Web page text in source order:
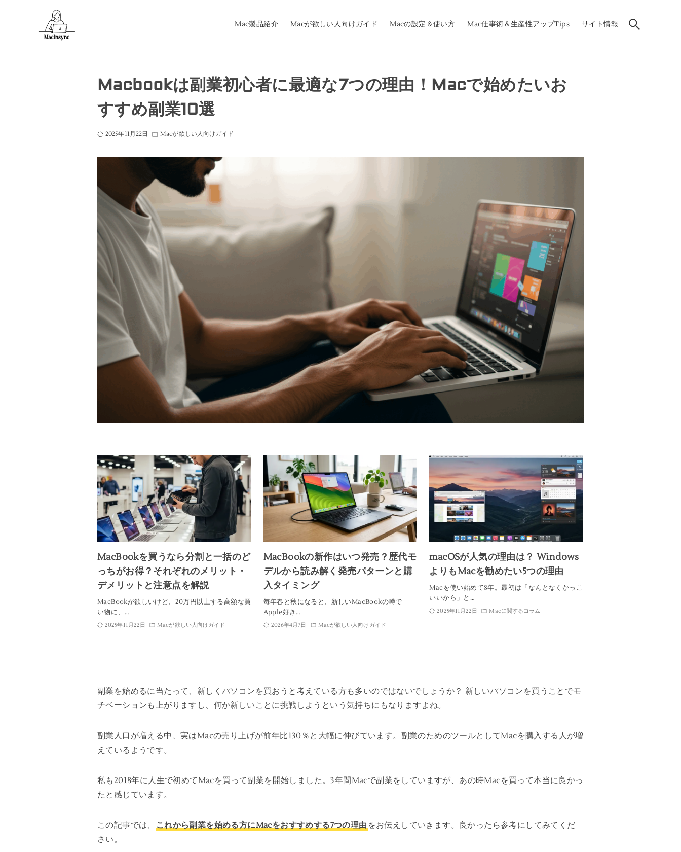
Mac製品紹介 Macが欲しい人向けガイド Macの設定＆使い方 Mac仕事術＆生産性アップTips サイト情報
Macbookは副業初心者に最適な7つの理由！Macで始めたいお
すすめ副業10選
2025年11月22日 Macが欲しい人向けガイド
MacBookを買うなら分割と一括のど
っちがお得？それぞれのメリット・
デメリットと注意点を解説
MacBookが欲しいけど、20万円以上する高額な買
い物に、…
2025年11月22日 Macが欲しい人向けガイド
MacBookの新作はいつ発売？歴代モ
デルから読み解く発売パターンと購
入タイミング
毎年春と秋になると、新しいMacBookの噂で
Apple好き…
2026年4月7日 Macが欲しい人向けガイド
macOSが人気の理由は？ Windows
よりもMacを勧めたい5つの理由
Macを使い始めて8年。最初は「なんとなくかっこ
いいから」と…
2025年11月22日 Macに関するコラム
副業を始めるに当たって、新しくパソコンを買おうと考えている方も多いのではないでしょうか？ 新しいパソコンを買うことでモ
チベーションも上がりますし、何か新しいことに挑戦しようという気持ちにもなりますよね。
副業人口が増える中、実はMacの売り上げが前年比130％と大幅に伸びています。副業のためのツールとしてMacを購入する人が増
えているようです。
私も2018年に人生で初めてMacを買って副業を開始しました。3年間Macで副業をしていますが、あの時Macを買って本当に良かっ
たと感じています。
この記事では、 これから副業を始める方にMacをおすすめする7つの理由 をお伝えしていきます。良かったら参考にしてみてくだ
さい。